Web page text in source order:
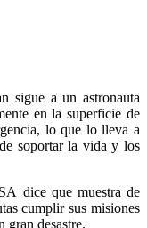
sigue a un astronauta
en la superficie de
lo que lo lleva a
soportar la vida y los
dice que muestra de
cumplir sus misiones
gran desastre.